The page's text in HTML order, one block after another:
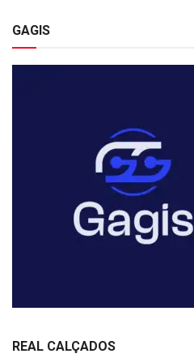
GAGIS
REAL CALÇADOS